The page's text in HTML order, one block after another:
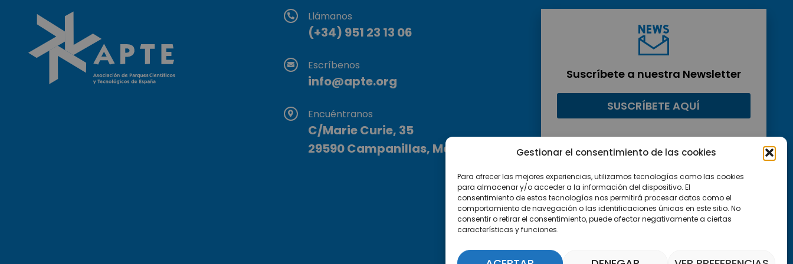
Gestionar el consentimiento de las cookies
Para ofrecer las mejores experiencias, utilizamos tecnologías como las cookies
para almacenar y/o acceder a la información del dispositivo. El
consentimiento de estas tecnologías nos permitirá procesar datos como el
comportamiento de navegación o las identificaciones únicas en este sitio. No
consentir o retirar el consentimiento, puede afectar negativamente a ciertas
características y funciones.
Llámanos
(+34) 951 23 13 06
Escríbenos
info@apte.org
Encuéntranos
C/Marie Curie, 35
29590 Campanillas, Málaga
Suscríbete a nuestra Newsletter
SUSCRÍBETE AQUÍ